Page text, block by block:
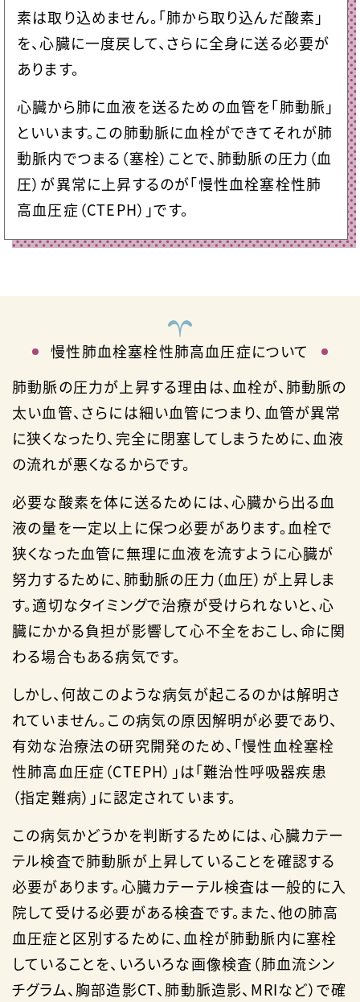
素は取り込めません。「肺から取り込んだ酸素」
を、心臓に一度戻して、さらに全身に送る必要が
あります。
心臓から肺に血液を送るための血管を「肺動脈」
といいます。この肺動脈に血栓ができてそれが肺
動脈内でつまる（塞栓）ことで、肺動脈の圧力（血
圧）が異常に上昇するのが「慢性血栓塞栓性肺
高血圧症（CTEPH）」です。
慢性肺血栓塞栓性肺高血圧症について
肺動脈の圧力が上昇する理由は、血栓が、肺動脈の
太い血管、さらには細い血管につまり、血管が異常
に狭くなったり、完全に閉塞してしまうために、血液
の流れが悪くなるからです。
必要な酸素を体に送るためには、心臓から出る血
液の量を一定以上に保つ必要があります。血栓で
狭くなった血管に無理に血液を流すように心臓が
努力するために、肺動脈の圧力（血圧）が上昇しま
す。適切なタイミングで治療が受けられないと、心
臓にかかる負担が影響して心不全をおこし、命に関
わる場合もある病気です。
しかし、何故このような病気が起こるのかは解明さ
れていません。この病気の原因解明が必要であり、
有効な治療法の研究開発のため、「慢性血栓塞栓
性肺高血圧症（CTEPH）」は「難治性呼吸器疾患
（指定難病）」に認定されています。
この病気かどうかを判断するためには、心臓カテー
テル検査で肺動脈が上昇していることを確認する
必要があります。心臓カテーテル検査は一般的に入
院して受ける必要がある検査です。また、他の肺高
血圧症と区別するために、血栓が肺動脈内に塞栓
していることを、いろいろな画像検査（肺血流シン
チグラム、胸部造影CT、肺動脈造影、MRIなど）で確